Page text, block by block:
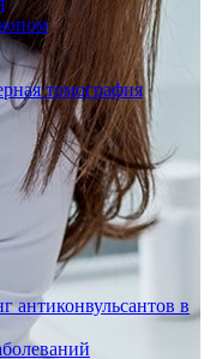
томография
антиконвульсантов в